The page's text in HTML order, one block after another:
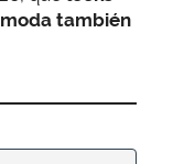
moda también